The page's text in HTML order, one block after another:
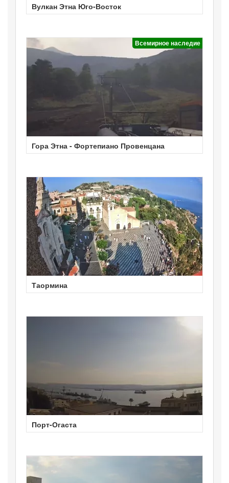
Вулкан Этна Юго-Восток
Всемирное наследие
Гора Этна - Фортепиано Провенцана
Таормина
Порт-Огаста